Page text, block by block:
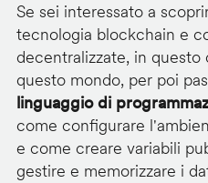
Se sei interessato a
tecnologia blockchain e
decentralizzate, in
questo mondo, per poi
linguaggio di
come configurare
e come creare variabili
gestire e memorizzare i